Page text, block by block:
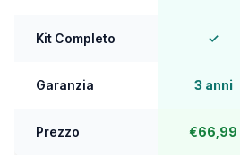
Kit Completo ✓
Garanzia 3 anni
Prezzo €66,99